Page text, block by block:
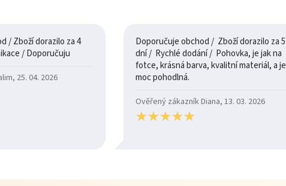
/ Zboží dorazilo za 4
dny / 100% komunikace / Doporučuju
25. 04. 2026
Doporučuje obchod / Zboží dorazilo za 5
dní / Rychlé dodání / Pohovka, je jak na
fotce, krásná barva, kvalitní materiál, a je
moc pohodlná.
Ověřený zákazník Diana, 13. 03. 2026
★★★★★
★★★★★